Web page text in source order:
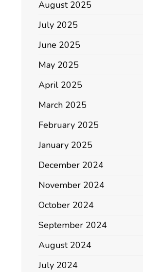
August 2025
July 2025
June 2025
May 2025
April 2025
March 2025
February 2025
January 2025
December 2024
November 2024
October 2024
September 2024
August 2024
July 2024